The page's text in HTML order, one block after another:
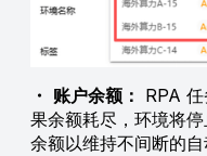
・ 账户余额： RPA
果余额耗尽，环境将
余额以维持不间断的自